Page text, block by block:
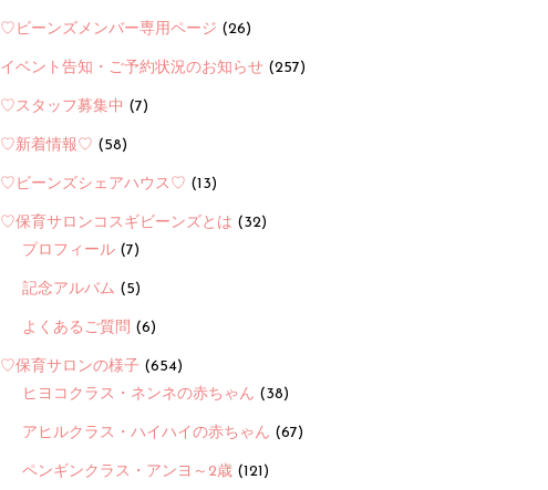
♡ビーンズメンバー専用ページ (26)
イベント告知・ご予約状況のお知らせ (257)
♡スタッフ募集中 (7)
♡新着情報♡ (58)
♡ビーンズシェアハウス♡ (13)
♡保育サロンコスギビーンズとは (32)
プロフィール (7)
記念アルバム (5)
よくあるご質問 (6)
♡保育サロンの様子 (654)
ヒヨコクラス・ネンネの赤ちゃん (38)
アヒルクラス・ハイハイの赤ちゃん (67)
ペンギンクラス・アンヨ～2歳 (121)